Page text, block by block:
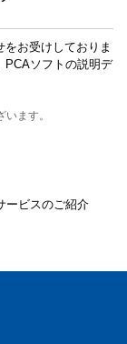
お受けしておりま
PCAソフトの説明デ
ます。
ービスのご紹介